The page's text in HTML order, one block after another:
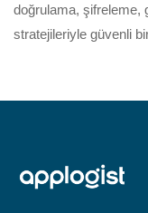
doğrulama, şifreleme,
stratejileriyle güvenli